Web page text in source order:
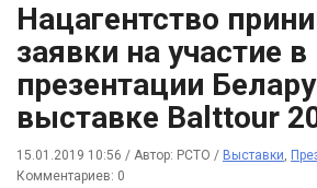
Нацагентство
заявки на участие в
презентации
выставке Balttour
15.01.2019 10:56 / Автор: РСТО / Выставки,
Комментариев: 0